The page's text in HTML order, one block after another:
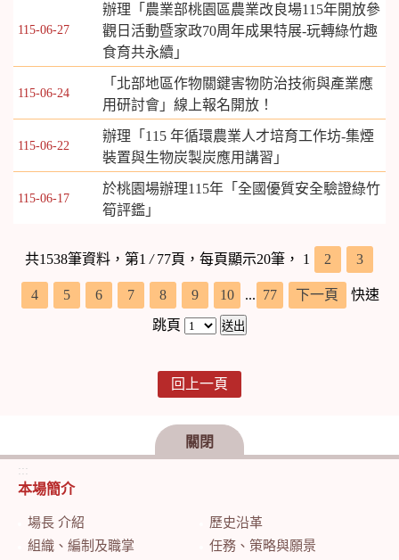
115-06-27
辦理「農業部桃園區農業改良場115年開放參
觀日活動暨家政70周年成果特展-玩轉綠竹趣
食育共永續」
115-06-24
「北部地區作物關鍵害物防治技術與產業應
用研討會」線上報名開放！
115-06-22
辦理「115 年循環農業人才培育工作坊-集煙
裝置與生物炭製炭應用講習」
115-06-17
於桃園場辦理115年「全國優質安全驗證綠竹
筍評鑑」
共1538筆資料，第1 /77頁，每頁顯示20筆， 1 2 3
4 5 6 7 8 9 10 ... 77 下一頁
快速
跳頁
回上一頁
關閉
:::
本場簡介
場長 介紹
歷史沿革
組織、編制及職掌
任務、策略與願景